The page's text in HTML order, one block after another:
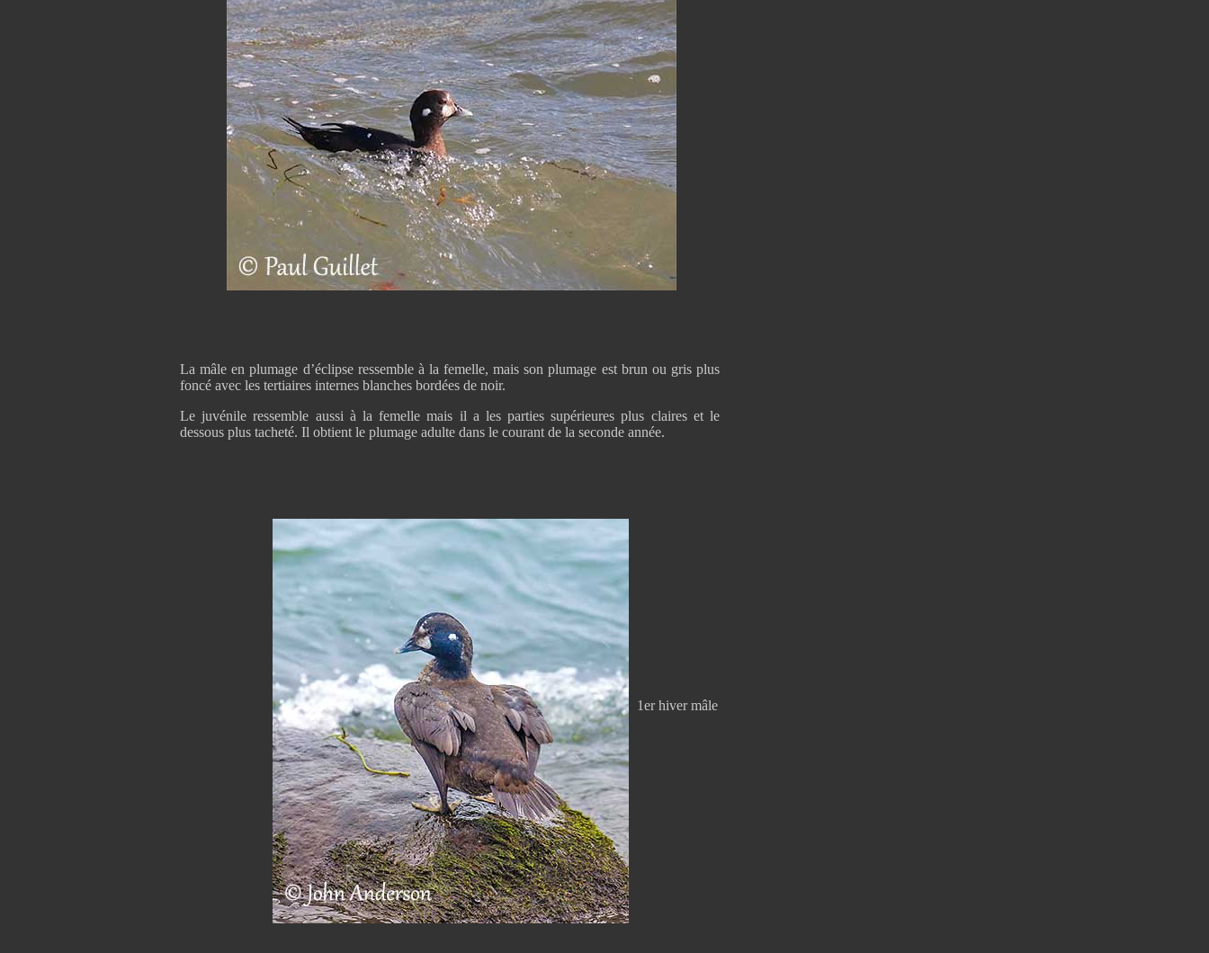
La mâle en plumage d’éclipse ressemble à la femelle, mais son plumage est brun ou gris plus
foncé avec les tertiaires internes blanches bordées de noir.
Le juvénile ressemble aussi à la femelle mais il a les parties supérieures plus claires et le
dessous plus tacheté. Il obtient le plumage adulte dans le courant de la seconde année.
1er hiver mâle